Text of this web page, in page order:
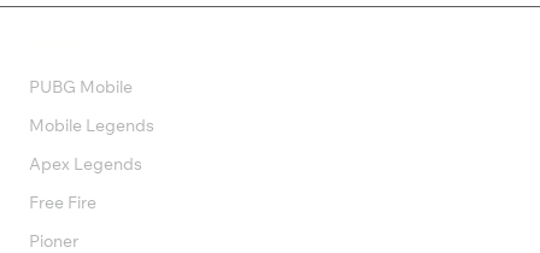
PUBG Mobile
Mobile Legends
Apex Legends
Free Fire
Pioner